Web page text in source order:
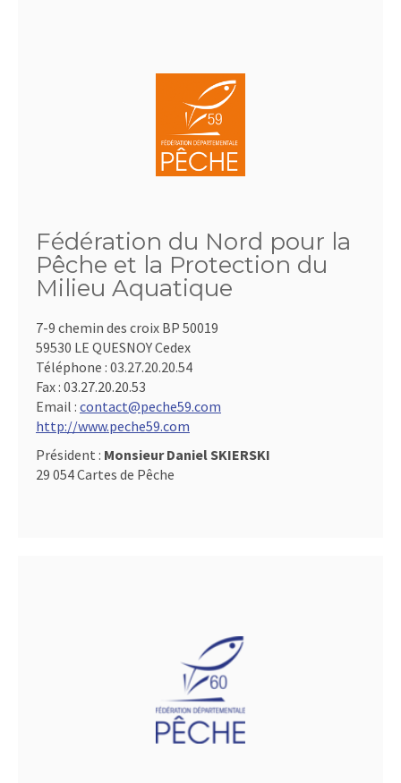
Fédération du Nord pour la
Pêche et la Protection du
Milieu Aquatique
7-9 chemin des croix BP 50019
59530 LE QUESNOY Cedex
Téléphone : 03.27.20.20.54
Fax : 03.27.20.20.53
Email : contact@peche59.com
http://www.peche59.com
Président : Monsieur Daniel SKIERSKI
29 054 Cartes de Pêche